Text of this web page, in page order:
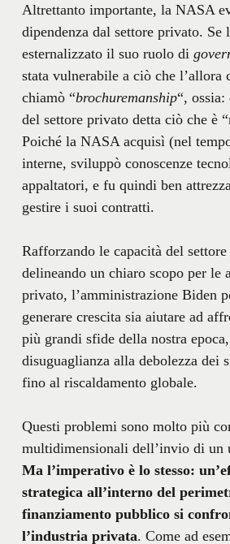
Altrettanto importante, la NASA
dipendenza dal settore privato. Se
esternalizzato il suo ruolo di
stata vulnerabile a ciò che l’allora
chiamò “brochuremanship“,
del settore privato detta ciò che è
Poiché la NASA acquisì (nel
interne, sviluppò conoscenze
appaltatori, e fu quindi ben
gestire i suoi contratti.
Rafforzando le capacità del
delineando un chiaro scopo per le
privato, l’amministrazione Biden
generare crescita sia aiutare ad
più grandi sfide della nostra
disuguaglianza alla debolezza dei
fino al riscaldamento globale.
Questi problemi sono molto più
multidimensionali dell’invio di un
Ma l’imperativo è lo stesso:
strategica all’interno del
finanziamento pubblico si
l’industria privata. Come ad